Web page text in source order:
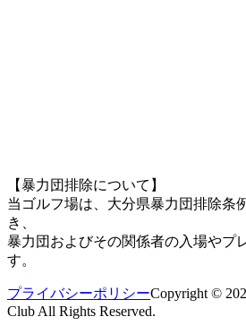
【暴力団排除について】
当ゴルフ場は、大分県暴力団排除条
き、
暴力団およびその関係者の入場やプ
す。
プライバシーポリシーCopyright ©
Club All Rights Reserved.